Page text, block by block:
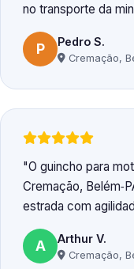
no transporte da
P Pedro S.
Cremação,
O guincho para
Cremação,
estrada com
A Arthur V.
Cremação,